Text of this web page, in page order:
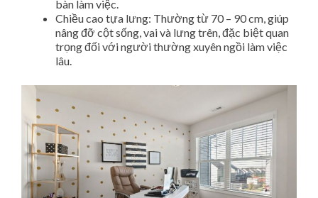
bàn làm việc.
Chiều cao tựa lưng: Thường từ 70 – 90 cm, giúp
nâng đỡ cột sống, vai và lưng trên, đặc biệt quan
trọng đối với người thường xuyên ngồi làm việc
lâu.